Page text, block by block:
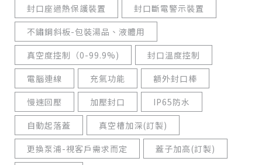
封口座過熱保護裝置
封口斷電警示裝置
不鏽鋼斜板-包裝湯品、液體用
真空度控制（0-99.9%)
封口溫度控制
電腦連線
充氣功能
額外封口棒
慢速回壓
加壓封口
IP65防水
自動起落蓋
真空槽加深(訂製)
更換泵浦-視客戶需求而定
蓋子加高(訂製)